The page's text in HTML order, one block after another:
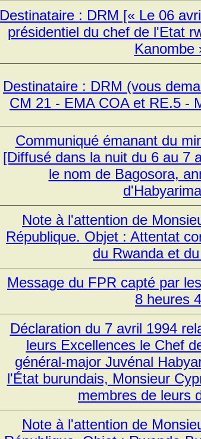
Destinataire : DRM [« Le 06
présidentiel du chef de l'Etat
Kanombe
Destinataire : DRM (vous
CM 21 - EMA COA et RE.5 -
Communiqué émanant du
[Diffusé dans la nuit du 6 au 7
le nom de Bagosora,
Note à l'attention de
République. Objet : Attentat
du Rwanda et
Message du FPR capté par
8 heures
Déclaration du 7 avril 1994
leurs Excellences le Chef
général-major Juvénal
l'État burundais, Monsieur
membres de leurs
Note à l'attention de